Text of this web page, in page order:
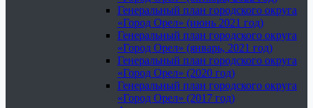
Генеральный план городского округа
«Город Орел» (июнь 2021 год)
Генеральный план городского округа
«Город Орел» (январь, 2021 год)
Генеральный план городского округа
«Город Орел» (2020 год)
Генеральный план городского округа
«Город Орел» (2017 год)